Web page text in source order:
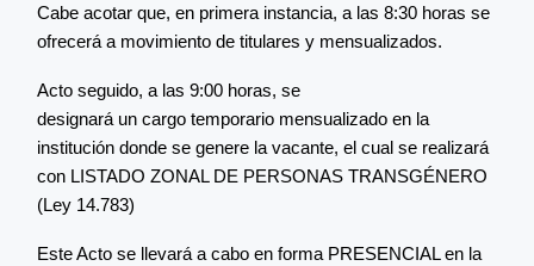
Cabe acotar que, en primera instancia, a las 8:30 horas se
ofrecerá a movimiento de titulares y mensualizados.
Acto seguido, a las 9:00 horas, se
designará un cargo temporario mensualizado en la
institución donde se genere la vacante, el cual se realizará
con LISTADO ZONAL DE PERSONAS TRANSGÉNERO
(Ley 14.783)
Este Acto se llevará a cabo en forma PRESENCIAL en la